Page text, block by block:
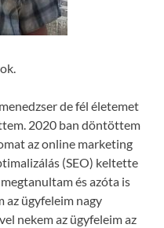
de fél életemet
2020 ban döntöttem
az online marketing
(SEO) keltette
és azóta is
az ügyfeleim nagy
nekem az ügyfeleim az